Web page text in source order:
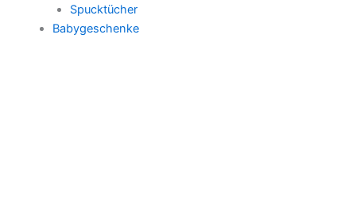
Spucktücher
Babygeschenke